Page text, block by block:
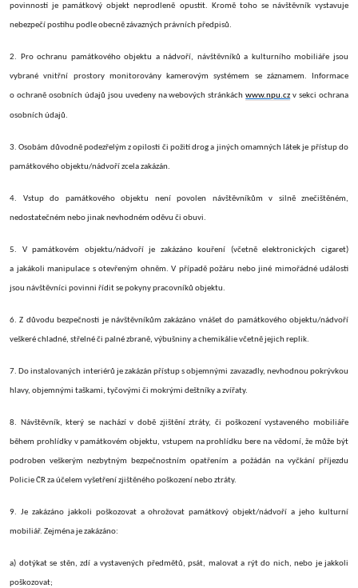
povinností je památkový objekt neprodleně opustit. Kromě toho se návštěvník vystavuje
nebezpečí postihu podle obecně závazných právních předpisů.
2. Pro ochranu památkového objektu a nádvoří, návštěvníků a kulturního mobiliáře jsou
vybrané vnitřní prostory monitorovány kamerovým systémem se záznamem. Informace
o ochraně osobních údajů jsou uvedeny na webových stránkáchwww.npu.cz v sekci ochrana
osobních údajů.
3. Osobám důvodně podezřelým z opilosti či požití drog a jiných omamných látek je přístup do
památkového objektu/nádvoří zcela zakázán.
4. Vstup do památkového objektu není povolen návštěvníkům v silně znečištěném,
nedostatečném nebo jinak nevhodném oděvu či obuvi.
5. V památkovém objektu/nádvoří je zakázáno kouření (včetně elektronických cigaret)
a jakákoli manipulace s otevřeným ohněm. V případě požáru nebo jiné mimořádné události
jsou návštěvníci povinni řídit se pokyny pracovníků objektu.
6. Z důvodu bezpečnosti je návštěvníkům zakázáno vnášet do památkového objektu/nádvoří
veškeré chladné, střelné či palné zbraně, výbušniny a chemikálie včetně jejich replik.
7. Do instalovaných interiérů je zakázán přístup s objemnými zavazadly, nevhodnou pokrývkou
hlavy, objemnými taškami, tyčovými či mokrými deštníky a zvířaty.
8. Návštěvník, který se nachází v době zjištění ztráty, či poškození vystaveného mobiliáře
během prohlídky v památkovém objektu, vstupem na prohlídku bere na vědomí, že může být
podroben veškerým nezbytným bezpečnostním opatřením a požádán na vyčkání příjezdu
Policie ČR za účelem vyšetření zjištěného poškození nebo ztráty.
9. Je zakázáno jakkoli poškozovat a ohrožovat památkový objekt/nádvoří a jeho kulturní
mobiliář. Zejména je zakázáno:
a) dotýkat se stěn, zdí a vystavených předmětů, psát, malovat a rýt do nich, nebo je jakkoli
poškozovat;